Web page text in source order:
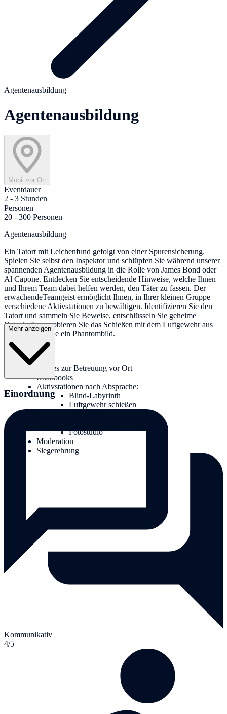
Agentenausbildung
Agentenausbildung
Mobil vor Ort
Eventdauer
2 - 3 Stunden
Personen
20 - 300 Personen
Agentenausbildung
Ein Tatort mit Leichenfund gefolgt von einer Spurensicherung.
Spielen Sie selbst den Inspektor und schlüpfen Sie während unserer
spannenden Agentenausbildung in die Rolle von James Bond oder
Al Capone. Entdecken Sie entscheidende Hinweise, welche Ihnen
und Ihrem Team dabei helfen werden, den Täter zu fassen. Der
erwachendeTeamgeist ermöglicht Ihnen, in Ihrer kleinen Gruppe
verschiedene Aktivstationen zu bewältigen. Identifizieren Sie den
Tatort und sammeln Sie Beweise, entschlüsseln Sie geheime
Botschaften, probieren Sie das Schießen mit dem Luftgewehr aus
und zeichnen Sie ein Phantombild.
Leistungen:
Guides zur Betreuung vor Ort
Roadbooks
Aktivstationen nach Absprache:
Blind-Labyrinth
Luftgewehr schießen
Fotostudio
Moderation
Siegerehrung
Mehr anzeigen
Einordnung
Kommunikativ
4/5